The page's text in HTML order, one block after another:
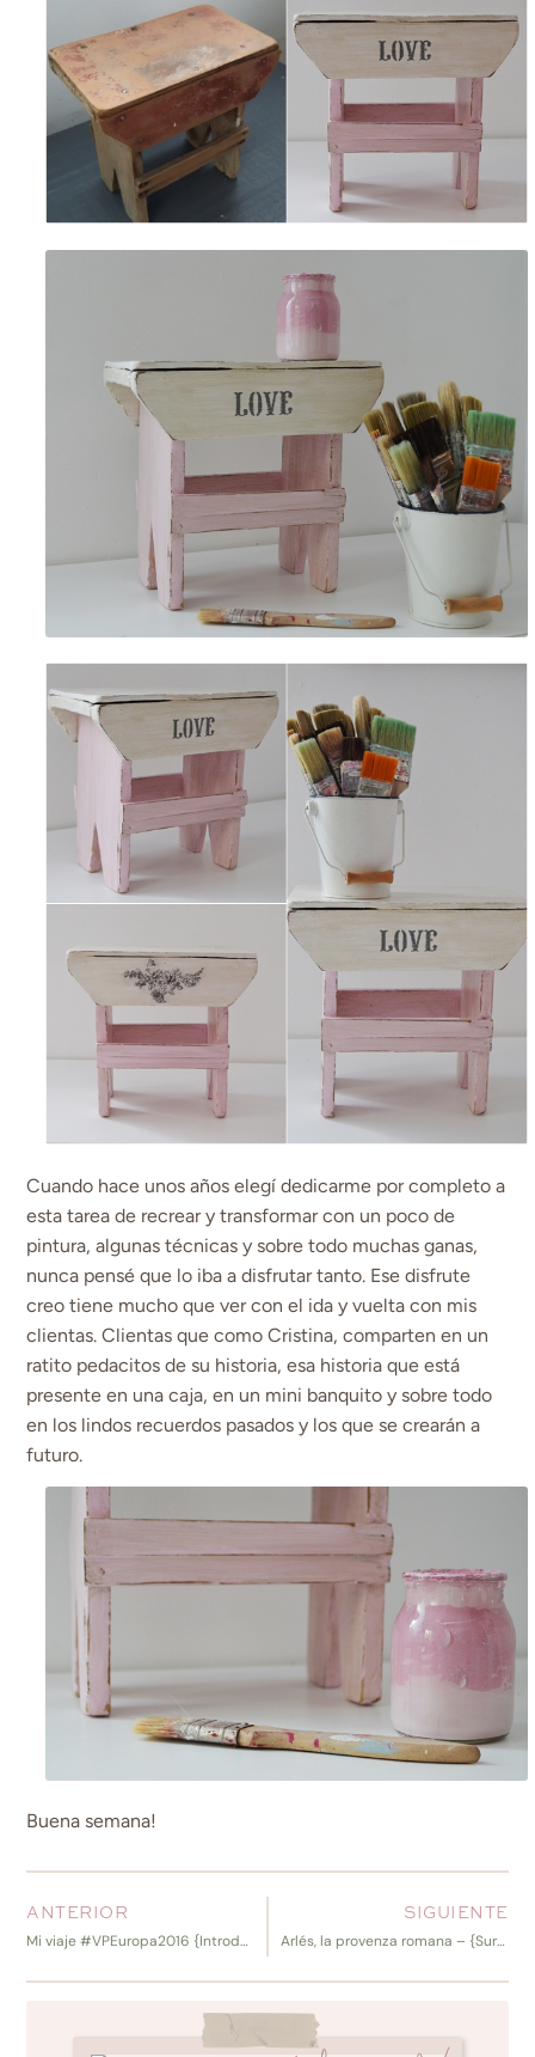
Cuando hace unos años elegí dedicarme por completo a
esta tarea de recrear y transformar con un poco de
pintura, algunas técnicas y sobre todo muchas ganas,
nunca pensé que lo iba a disfrutar tanto. Ese disfrute
creo tiene mucho que ver con el ida y vuelta con mis
clientas. Clientas que como Cristina, comparten en un
ratito pedacitos de su historia, esa historia que está
presente en una caja, en un mini banquito y sobre todo
en los lindos recuerdos pasados y los que se crearán a
futuro.
Buena semana!
ANTERIOR
Mi viaje #VPEuropa2016 {Introducción}
SIGUIENTE
Arlés, la provenza romana – {Sur de Francia, I)